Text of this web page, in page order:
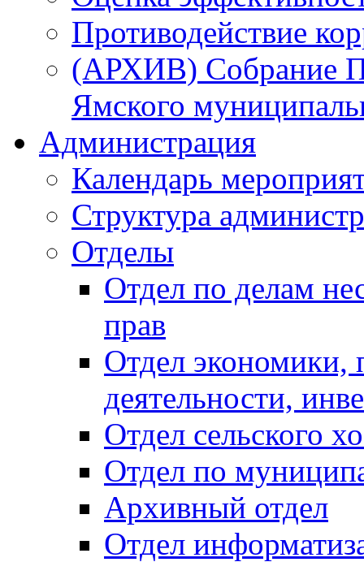
Противодействие
(АРХИВ) Собрание
Ямского
Администрация
Календарь
Структура
Отделы
Отдел по делам
прав
Отдел экономики,
деятельности,
Отдел сельского
Отдел по
Архивный отдел
Отдел